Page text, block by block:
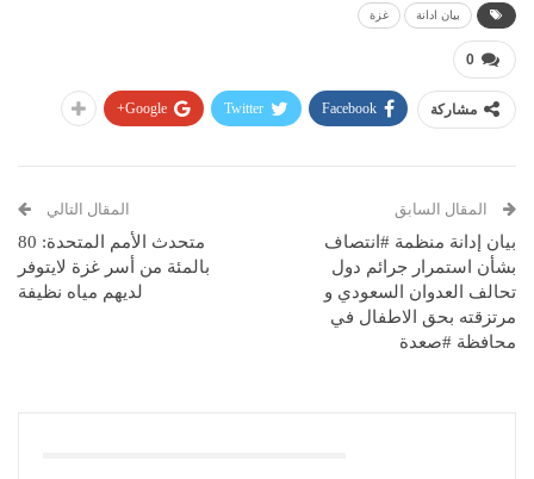
بيان ادانة غزة
0
مشاركة Facebook
Twitter
Google+
المقال السابق
بيان إدانة منظمة #انتصاف
بشأن استمرار جرائم دول
تحالف العدوان السعودي و
مرتزقته بحق الاطفال في
محافظة #صعدة
المقال التالي
متحدث الأمم المتحدة: 80
بالمئة من أسر غزة لايتوفر
لديهم مياه نظيفة